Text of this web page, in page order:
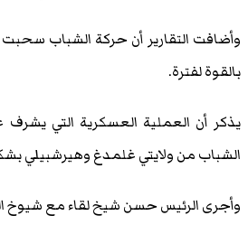
وأضافت التقارير أن حركة الشباب
بالقوة لفترة.
يذكر أن العملية العسكرية التي
الشباب من ولايتي غلمدغ وهيرشبيلي
وأجرى الرئيس حسن شيخ لقاء مع شيوخ